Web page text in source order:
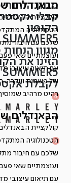
Skip
content
מגוון
הקופון
SUMMER5
מגוון
הזינו את
SUMMER5
לקבלת אקסטרה 5% הנחה (כולל
SEARCH
OPEN
OPEN
ACCOUNT
DETAILS
0
OPEN
CART
OPEN
ACCOUNT
SEARCH
OPEN
0
OPEN
CART
הבאנדלים
קולקציית
הטכנולוגיה
שלכם עם חיבור
ועוצמתיים שאי
עם תיאום עיצובי
של פשטות ויוקרה.
רהיט מרהיב
הבאנדלים
קולקציית
הטכנולוגיה
שלכם עם חיבור
ועוצמתיים שאי
עם תיאום עיצובי